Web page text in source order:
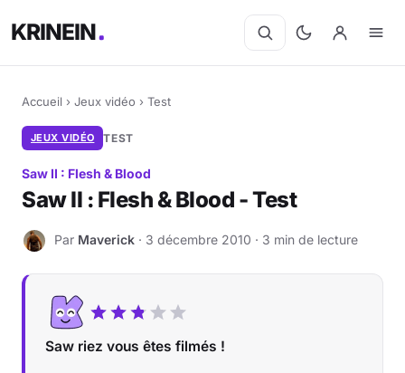
KRINEIN
Accueil › Jeux vidéo › Test
JEUX VIDÉO TEST
Saw II : Flesh & Blood
Saw II : Flesh & Blood - Test
M Par Maverick · 3 décembre 2010 · 3 min de lecture
Saw riez vous êtes filmés !